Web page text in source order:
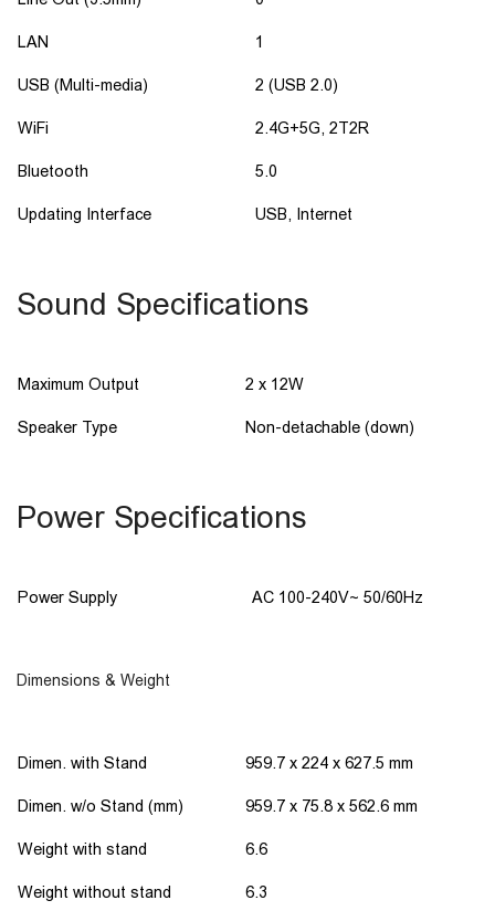
LAN 1
USB (Multi-media) 2 (USB 2.0)
WiFi 2.4G+5G, 2T2R
Bluetooth 5.0
Updating Interface USB, Internet
Sound Specifications
Maximum Output 2 x 12W
Speaker Type Non-detachable (down)
Power Specifications
Power Supply AC 100-240V~ 50/60Hz
Dimensions & Weight
Dimen. with Stand 959.7 x 224 x 627.5 mm
Dimen. w/o Stand (mm) 959.7 x 75.8 x 562.6 mm
Weight with stand 6.6
Weight without stand 6.3